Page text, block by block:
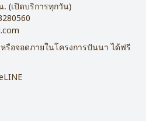
. (เปิดบริการทุกวัน)
รือจอดภายในโครงการปันนา ได้ฟรี
LINE